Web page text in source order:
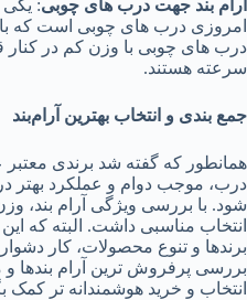
آرام بند جهت درب های چوبی:
امروزی درب های چوبی است که
درب های چوبی با وزن کم در کنار
سرعته هستند.
جمع بندی و انتخاب بهترین آرام‌‌بند
همانطور که گفته شد برندی
درب، موجب دوام و عملکرد بهتر
شود. با بررسی ویژگی آرام بند،
انتخاب مناسبی داشت. البته که
برندها و تنوع محصولات، کار
بررسی پرفروش ترین آرام بندها
انتخاب و خرید هوشمندانه تر کمک